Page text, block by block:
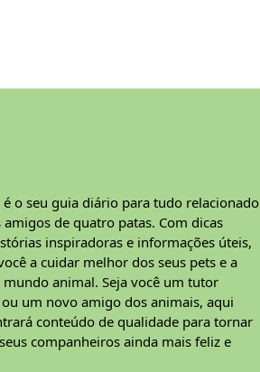
é o seu guia diário para tudo relacionado
amigos de quatro patas. Com dicas
inspiradoras e informações úteis,
a cuidar melhor dos seus pets e a
animal. Seja você um tutor
um novo amigo dos animais, aqui
conteúdo de qualidade para tornar
companheiros ainda mais feliz e